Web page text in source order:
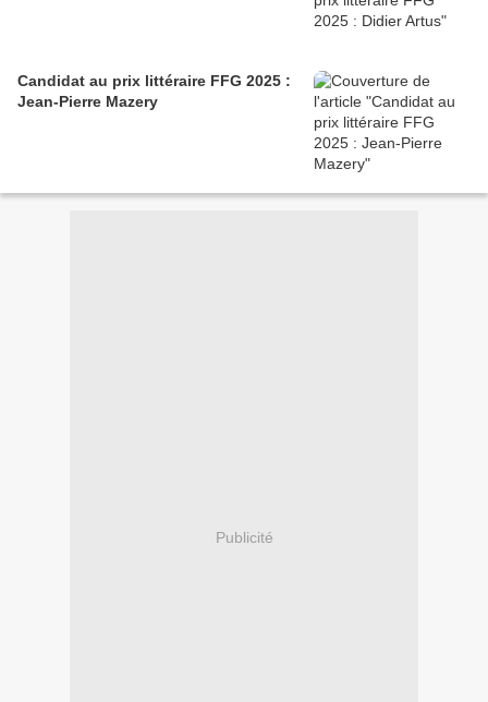
Candidat au prix littéraire FFG 2025 :
Jean-Pierre Mazery
Publicité